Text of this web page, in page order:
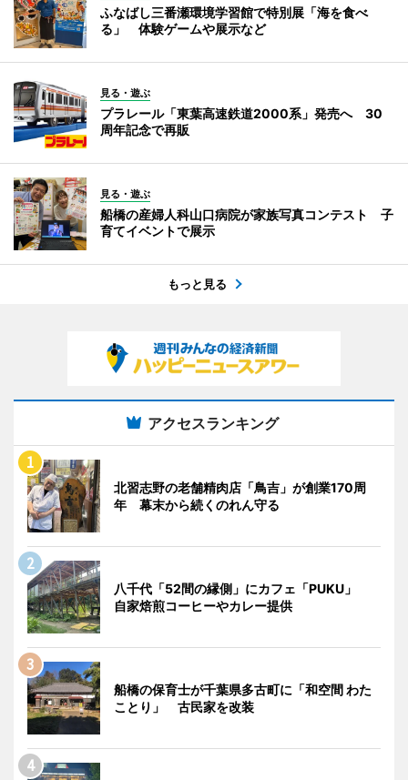
ふなばし三番瀬環境学習館で特別展「海を食べ
る」 体験ゲームや展示など
見る・遊ぶ
プラレール「東葉高速鉄道2000系」発売へ 30
周年記念で再販
見る・遊ぶ
船橋の産婦人科山口病院が家族写真コンテスト 子
育てイベントで展示
もっと見る
アクセスランキング
北習志野の老舗精肉店「鳥吉」が創業170周
年 幕末から続くのれん守る
八千代「52間の縁側」にカフェ「PUKU」
自家焙煎コーヒーやカレー提供
船橋の保育士が千葉県多古町に「和空間 わた
ことり」 古民家を改装